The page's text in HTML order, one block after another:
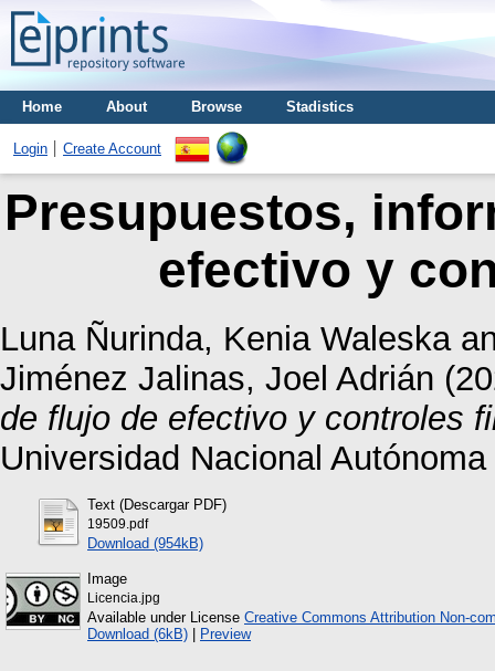
Home About Browse Stadistics
Login Create Account
Presupuestos,
efectivo y
Luna Ñurinda, Kenia Waleska
Jiménez Jalinas, Joel Adrián
de flujo de efectivo y controles
Universidad Nacional
Text (Descargar PDF)
19509.pdf
Download (954kB)
Image
Licencia.jpg
Available under License Creative Commons Attribution Non-
Download (6kB) | Preview